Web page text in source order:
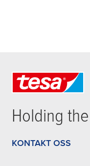
Holding
KONTAKT OSS